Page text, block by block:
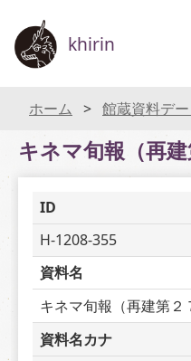
khirin
ホーム 館蔵資料デ
キネマ旬報（再建
ID
H-1208-355
資料名
キネマ旬報（再建第２
資料名カナ